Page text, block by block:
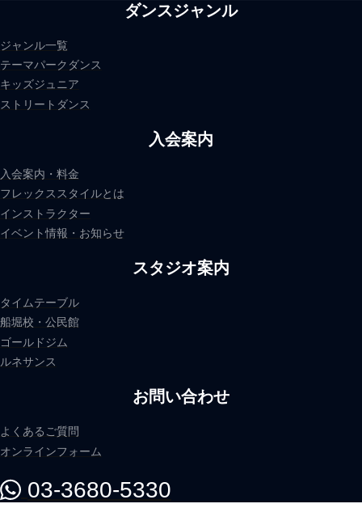
ダンスジャンル
ジャンル一覧
テーマパークダンス
キッズジュニア
ストリートダンス
入会案内
入会案内・料金
フレックススタイルとは
インストラクター
イベント情報・お知らせ
スタジオ案内
タイムテーブル
船堀校・公民館
ゴールドジム
ルネサンス
お問い合わせ
よくあるご質問
オンラインフォーム
03-3680-5330